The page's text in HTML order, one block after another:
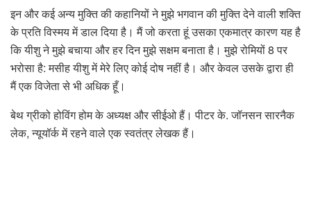
इन और कई अन्य मुक्ति की कहानियों ने मुझे भगवान की मुक्ति देने वाली शक्ति
के प्रति विस्मय में डाल दिया है। मैं जो करता हूं उसका एकमात्र कारण यह है
कि यीशु ने मुझे बचाया और हर दिन मुझे सक्षम बनाता है। मुझे रोमियों 8 पर
भरोसा है: मसीह यीशु में मेरे लिए कोई दोष नहीं है। और केवल उसके द्वारा ही
मैं एक विजेता से भी अधिक हूँ।
बेथ ग्रीको होविंग होम के अध्यक्ष और सीईओ हैं। पीटर के. जॉनसन सारनैक
लेक, न्यूयॉर्क में रहने वाले एक स्वतंत्र लेखक हैं।